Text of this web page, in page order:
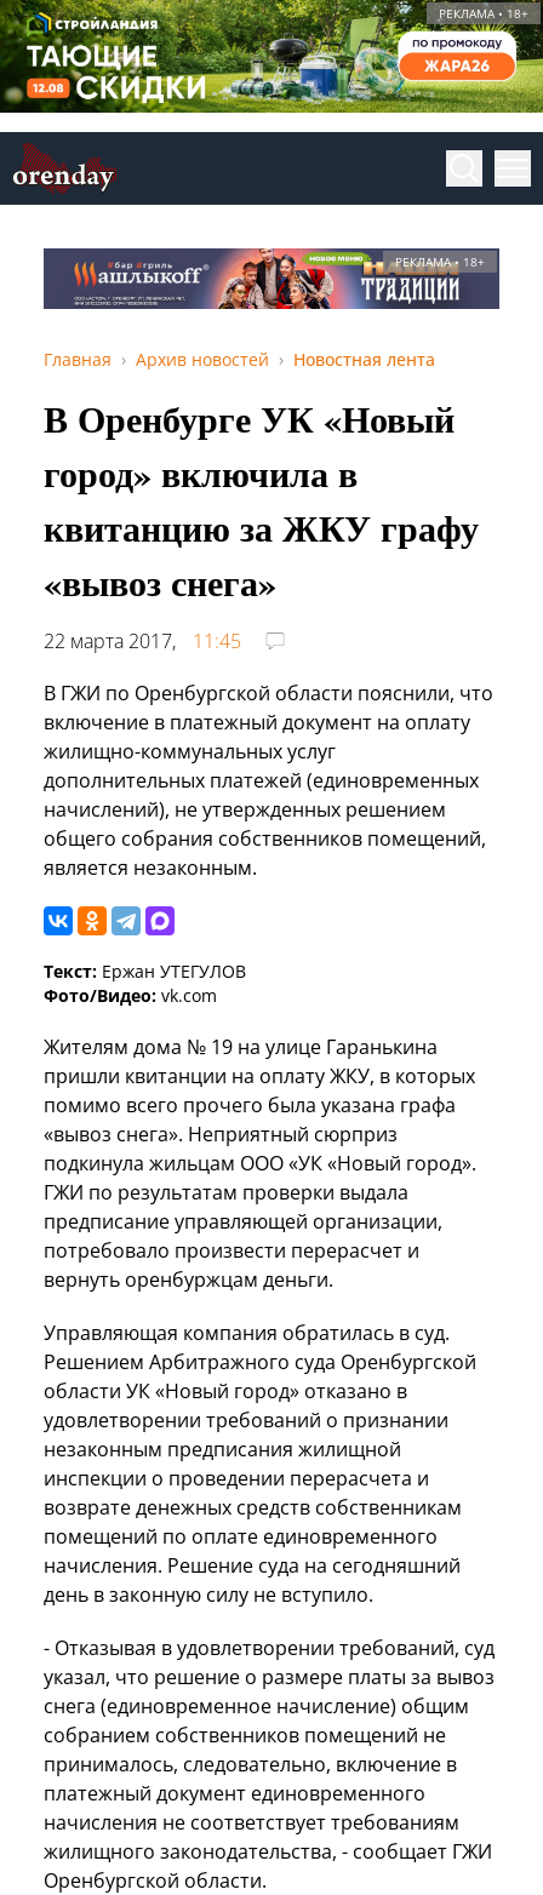
РЕКЛАМА • 18+
РЕКЛАМА • 18+
Главная Архив новостей Новостная лента
В Оренбурге УК «Новый
город» включила в
квитанцию за ЖКУ графу
«вывоз снега»
22 марта 2017,
11:45
В ГЖИ по Оренбургской области пояснили, что
включение в платежный документ на оплату
жилищно-коммунальных услуг
дополнительных платежей (единовременных
начислений), не утвержденных решением
общего собрания собственников помещений,
является незаконным.
Текст: Ержан УТЕГУЛОВ
Фото/Видео: vk.com
Жителям дома № 19 на улице Гаранькина
пришли квитанции на оплату ЖКУ, в которых
помимо всего прочего была указана графа
«вывоз снега». Неприятный сюрприз
подкинула жильцам ООО «УК «Новый город».
ГЖИ по результатам проверки выдала
предписание управляющей организации,
потребовало произвести перерасчет и
вернуть оренбуржцам деньги.
Управляющая компания обратилась в суд.
Решением Арбитражного суда Оренбургской
области УК «Новый город» отказано в
удовлетворении требований о признании
незаконным предписания жилищной
инспекции о проведении перерасчета и
возврате денежных средств собственникам
помещений по оплате единовременного
начисления. Решение суда на сегодняшний
день в законную силу не вступило.
- Отказывая в удовлетворении требований, суд
указал, что решение о размере платы за вывоз
снега (единовременное начисление) общим
собранием собственников помещений не
принималось, следовательно, включение в
платежный документ единовременного
начисления не соответствует требованиям
жилищного законодательства, - сообщает ГЖИ
Оренбургской области.